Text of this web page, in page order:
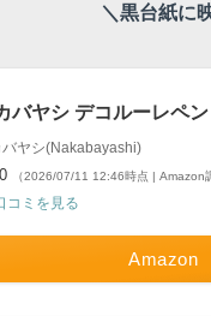
＼黒台紙に
バヤシ デコルーレペ
バヤシ(Nakabayashi)
（2026/07/11 12:46時点 | Amazon
コミを見る
Amazon